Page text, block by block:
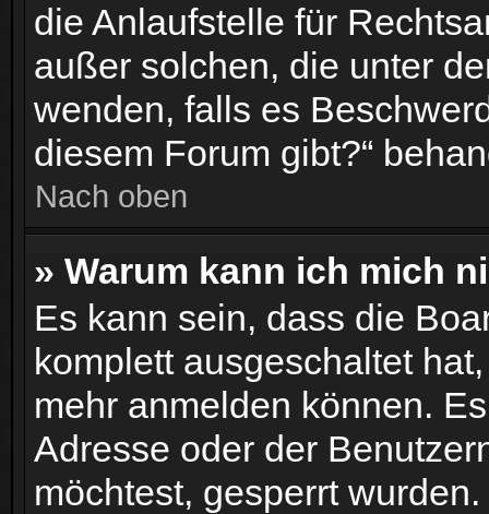
die Anlaufstelle für
außer solchen, die unter
wenden, falls es
diesem Forum gibt?“
Nach oben
» Warum kann ich mich
Es kann sein, dass die
komplett ausgeschaltet
mehr anmelden können.
Adresse oder der
möchtest, gesperrt